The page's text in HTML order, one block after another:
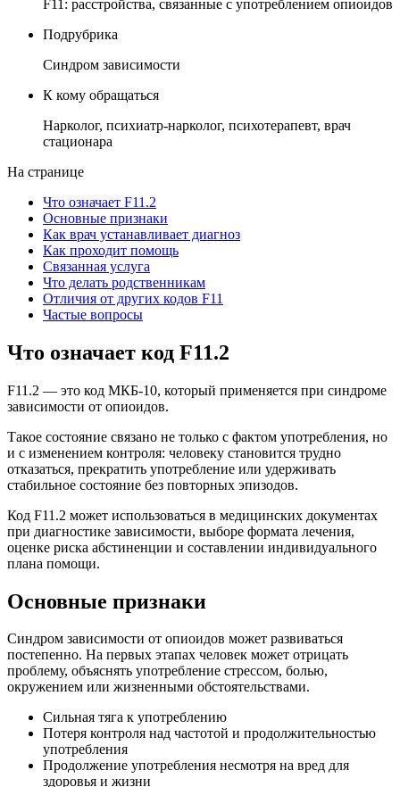
F11: расстройства, связанные с употреблением опиоидов
Подрубрика
Синдром зависимости
К кому обращаться
Нарколог, психиатр-нарколог, психотерапевт, врач
стационара
На странице
Что означает F11.2
Основные признаки
Как врач устанавливает диагноз
Как проходит помощь
Связанная услуга
Что делать родственникам
Отличия от других кодов F11
Частые вопросы
Что означает код F11.2
F11.2 — это код МКБ-10, который применяется при синдроме
зависимости от опиоидов.
Такое состояние связано не только с фактом употребления, но
и с изменением контроля: человеку становится трудно
отказаться, прекратить употребление или удерживать
стабильное состояние без повторных эпизодов.
Код F11.2 может использоваться в медицинских документах
при диагностике зависимости, выборе формата лечения,
оценке риска абстиненции и составлении индивидуального
плана помощи.
Основные признаки
Синдром зависимости от опиоидов может развиваться
постепенно. На первых этапах человек может отрицать
проблему, объяснять употребление стрессом, болью,
окружением или жизненными обстоятельствами.
Сильная тяга к употреблению
Потеря контроля над частотой и продолжительностью
употребления
Продолжение употребления несмотря на вред для
здоровья и жизни